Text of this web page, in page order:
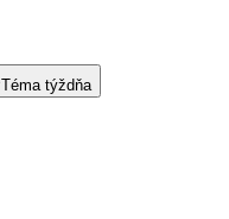
Téma týždňa